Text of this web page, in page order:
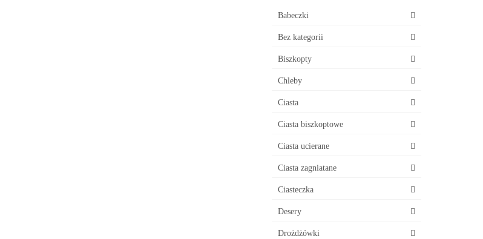
Babeczki
Bez kategorii
Biszkopty
Chleby
Ciasta
Ciasta biszkoptowe
Ciasta ucierane
Ciasta zagniatane
Ciasteczka
Desery
Drożdżówki